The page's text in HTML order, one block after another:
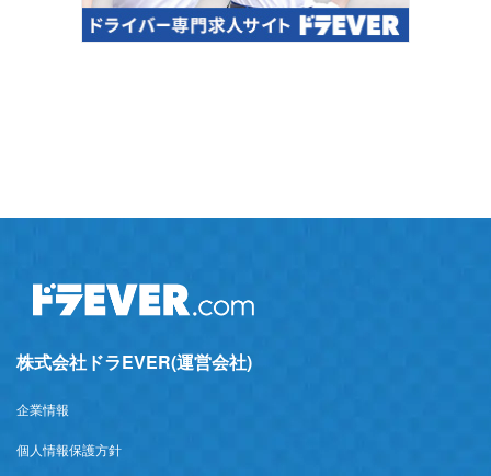
株式会社ドラEVER(運営会社)
企業情報
個人情報保護方針